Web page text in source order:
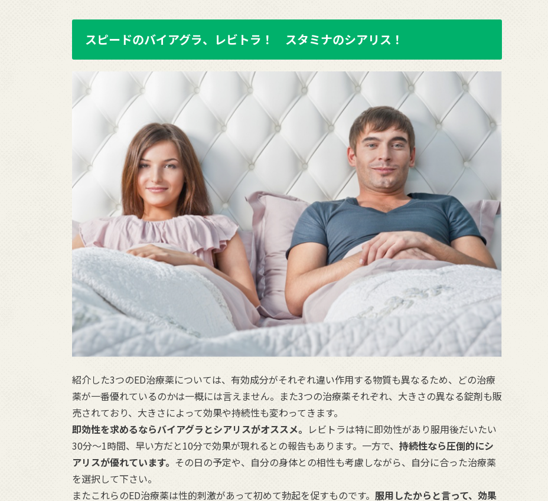
スピードのバイアグラ、レビトラ！ スタミナのシアリス！
紹介した3つのED治療薬については、有効成分がそれぞれ違い作用する物質も異なるため、どの治療
薬が一番優れているのかは一概には言えません。また3つの治療薬それぞれ、大きさの異なる錠剤も販
売されており、大きさによって効果や持続性も変わってきます。
即効性を求めるならバイアグラとシアリスがオススメ。 レビトラは特に即効性があり服用後だいたい
30分〜1時間、早い方だと10分で効果が現れるとの報告もあります。一方で、 持続性なら圧倒的にシ
アリスが優れています。 その日の予定や、自分の身体との相性も考慮しながら、自分に合った治療薬
を選択して下さい。
またこれらのED治療薬は性的刺激があって初めて勃起を促すものです。 服用したからと言って、効果